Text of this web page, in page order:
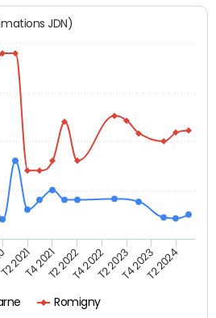
JDN)
Romigny
T2 2021T4 2021T2 2022T4 2022T2 2023T4 2023T2 2024